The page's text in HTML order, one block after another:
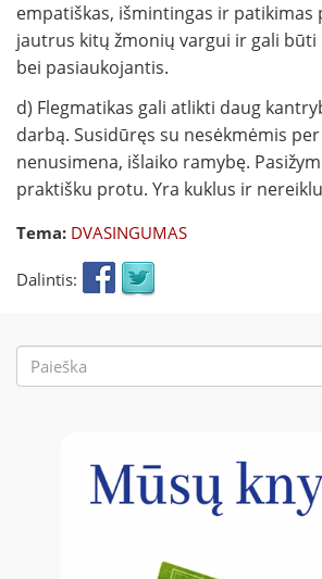
empatiškas, išmintingas ir patikimas
jautrus kitų žmonių vargui ir gali būti
bei pasiaukojantis.
d) Flegmatikas gali atlikti daug
darbą. Susidūręs su nesėkmėmis
nenusimena, išlaiko ramybę.
praktišku protu. Yra kuklus ir
Tema: DVASINGUMAS
Dalintis:
Paieškos